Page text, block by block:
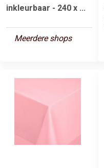
inkleurbaar - 240 x ...
Meerdere shops